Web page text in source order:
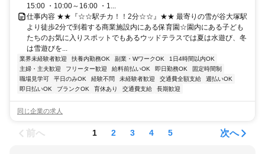
15:00 ・10:00～16:00 ・1...
仕事内容 ★★『☆☆駅チカ！！2分☆☆』★★ 最寄りの雪が谷大塚駅
より徒歩2分で到着する商業施設内にある保育園☆園内にある子ども
たちのお気に入りスポットでもあるウッドテラスでは夏は水遊び、冬
は雪遊びを...
業界未経験者歓迎 扶養内勤務OK 副業・WワークOK
1日4時間以内OK
主婦・主夫歓迎
フリーター歓迎 給料前払いOK 即日勤務OK
固定時間制
職場見学可
平日のみOK 経験不問 未経験者歓迎 交通費全額支給
週払いOK
即日払いOK
ブランクOK 育休あり 交通費支給 長期歓迎
同じ企業の求人
前へ 1 2 3 4 5 次へ